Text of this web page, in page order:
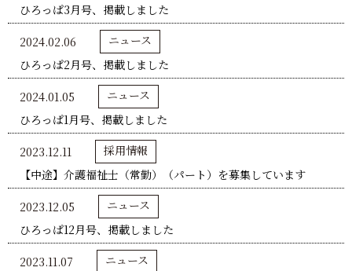
ひろっぱ3月号、掲載しました
2024.02.06
ニュース
ひろっぱ2月号、掲載しました
2024.01.05
ニュース
ひろっぱ1月号、掲載しました
2023.12.11
採用情報
【中途】介護福祉士（常勤）（パート）を募集しています
2023.12.05
ニュース
ひろっぱ12月号、掲載しました
2023.11.07
ニュース